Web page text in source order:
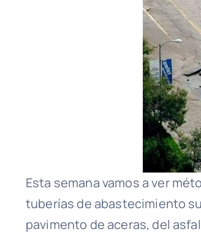
Esta semana vamos a ver
tuberías de abastecimiento
pavimento de aceras, del